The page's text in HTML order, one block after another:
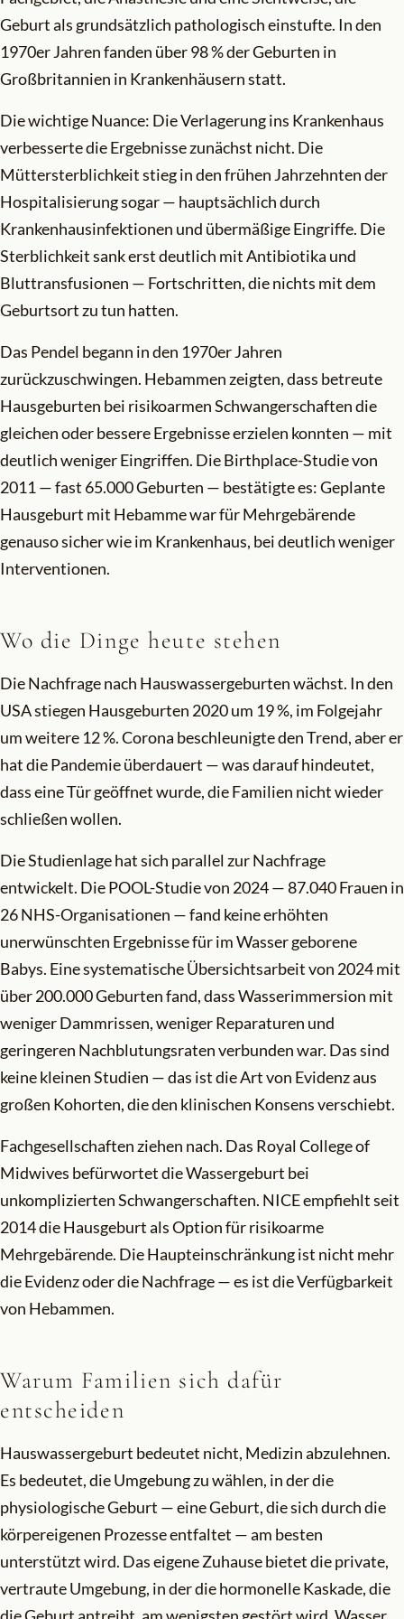
Geburt als grundsätzlich pathologisch einstufte. In den
1970er Jahren fanden über 98 % der Geburten in
Großbritannien in Krankenhäusern statt.
Die wichtige Nuance: Die Verlagerung ins Krankenhaus
verbesserte die Ergebnisse zunächst nicht. Die
Müttersterblichkeit stieg in den frühen Jahrzehnten der
Hospitalisierung sogar — hauptsächlich durch
Krankenhausinfektionen und übermäßige Eingriffe. Die
Sterblichkeit sank erst deutlich mit Antibiotika und
Bluttransfusionen — Fortschritten, die nichts mit dem
Geburtsort zu tun hatten.
Das Pendel begann in den 1970er Jahren
zurückzuschwingen. Hebammen zeigten, dass betreute
Hausgeburten bei risikoarmen Schwangerschaften die
gleichen oder bessere Ergebnisse erzielen konnten — mit
deutlich weniger Eingriffen. Die Birthplace-Studie von
2011 — fast 65.000 Geburten — bestätigte es: Geplante
Hausgeburt mit Hebamme war für Mehrgebärende
genauso sicher wie im Krankenhaus, bei deutlich weniger
Interventionen.
Wo die Dinge heute stehen
Die Nachfrage nach Hauswassergeburten wächst. In den
USA stiegen Hausgeburten 2020 um 19 %, im Folgejahr
um weitere 12 %. Corona beschleunigte den Trend, aber er
hat die Pandemie überdauert — was darauf hindeutet,
dass eine Tür geöffnet wurde, die Familien nicht wieder
schließen wollen.
Die Studienlage hat sich parallel zur Nachfrage
entwickelt. Die POOL-Studie von 2024 — 87.040 Frauen in
26 NHS-Organisationen — fand keine erhöhten
unerwünschten Ergebnisse für im Wasser geborene
Babys. Eine systematische Übersichtsarbeit von 2024 mit
über 200.000 Geburten fand, dass Wasserimmersion mit
weniger Dammrissen, weniger Reparaturen und
geringeren Nachblutungsraten verbunden war. Das sind
keine kleinen Studien — das ist die Art von Evidenz aus
großen Kohorten, die den klinischen Konsens verschiebt.
Fachgesellschaften ziehen nach. Das Royal College of
Midwives befürwortet die Wassergeburt bei
unkomplizierten Schwangerschaften. NICE empfiehlt seit
2014 die Hausgeburt als Option für risikoarme
Mehrgebärende. Die Haupteinschränkung ist nicht mehr
die Evidenz oder die Nachfrage — es ist die Verfügbarkeit
von Hebammen.
Warum Familien sich dafür
entscheiden
Hauswassergeburt bedeutet nicht, Medizin abzulehnen.
Es bedeutet, die Umgebung zu wählen, in der die
physiologische Geburt — eine Geburt, die sich durch die
körpereigenen Prozesse entfaltet — am besten
unterstützt wird. Das eigene Zuhause bietet die private,
vertraute Umgebung, in der die hormonelle Kaskade, die